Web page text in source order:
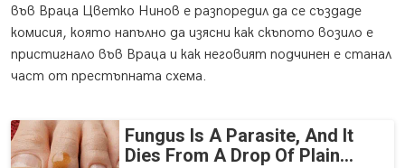
във Враца Цветко Нинов е разпоредил да се създаде
комисия, която напълно да изясни как скъпото возило е
пристигнало във Враца и как неговият подчинен е станал
част от престъпната схема.
Fungus Is A Parasite, And It
Dies From A Drop Of Plain...